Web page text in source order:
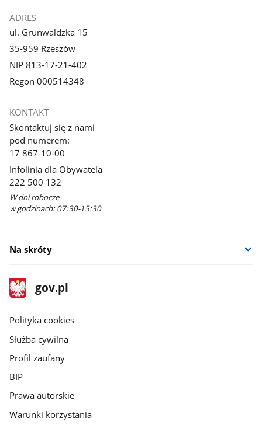
ADRES
ul. Grunwaldzka 15
35-959 Rzeszów
NIP 813-17-21-402
Regon 000514348
KONTAKT
Skontaktuj się z nami
pod numerem:
17 867-10-00
Infolinia dla Obywatela
222 500 132
W dni robocze
w godzinach: 07:30-15:30
Na skróty
stopka
gov.pl
Strona
gov.pl
gov.pl
Polityka cookies
Służba cywilna
Profil zaufany
BIP
Prawa autorskie
Warunki korzystania